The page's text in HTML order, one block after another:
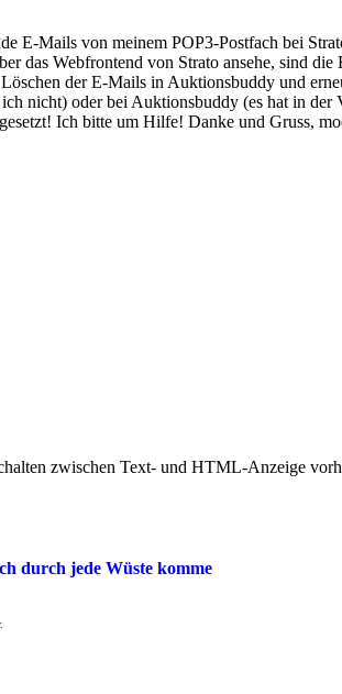
E-Mails von meinem POP3-Postfach bei
das Webfrontend von Strato ansehe, sind
der E-Mails in Auktionsbuddy und
nicht) oder bei Auktionsbuddy (es hat in
Ich bitte um Hilfe! Danke und Gruss,
zwischen Text- und HTML-Anzeige
durch jede Wüste komme